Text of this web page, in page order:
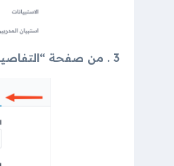
3 . من صفحة “التفاصيل” اختر المجموعة التي تريد نقل الطالب إليها. ثم اضغط على “تحديث الطالب” ليتم حفظ التغيير.